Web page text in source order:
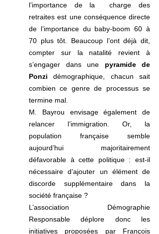
l’importance de la  charge des
retraites est une conséquence directe
de l’importance du baby-boom 60 à
70 plus tôt. Beaucoup l’ont déjà dit,
compter sur la natalité revient à
s’engager dans une pyramide de
Ponzi démographique, chacun sait
combien ce genre de processus se
termine mal.
M. Bayrou envisage également de
relancer l’immigration. Or, la
population française semble
aujourd’hui majoritairement
défavorable à cette politique : est-il
nécessaire d’ajouter un élément de
discorde supplémentaire dans la
société française ?
L’association Démographie
Responsable déplore donc les
initiatives proposées par François